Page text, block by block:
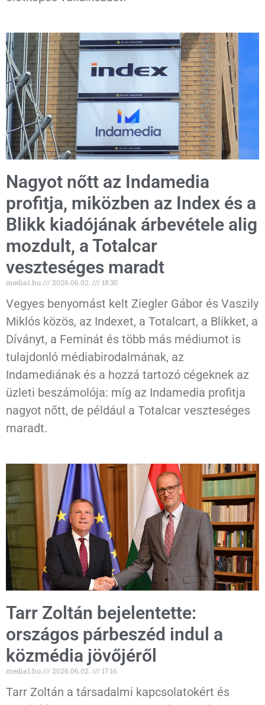
Nagyot nőtt az Indamedia
profitja, miközben az Index és a
Blikk kiadójának árbevétele alig
mozdult, a Totalcar
veszteséges maradt
media1.hu 2026.06.02. 18:30
Vegyes benyomást kelt Ziegler Gábor és Vaszily
Miklós közös, az Indexet, a Totalcart, a Blikket, a
Díványt, a Feminát és több más médiumot is
tulajdonló médiabirodalmának, az
Indamediának és a hozzá tartozó cégeknek az
üzleti beszámolója: míg az Indamedia profitja
nagyot nőtt, de például a Totalcar veszteséges
maradt.
Tarr Zoltán bejelentette:
országos párbeszéd indul a
közmédia jövőjéről
media1.hu 2026.06.02. 17:16
Tarr Zoltán a társadalmi kapcsolatokért és